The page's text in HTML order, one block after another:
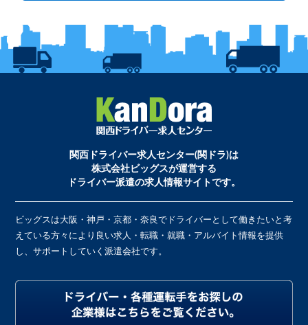
関西ドライバー求人センター(関ドラ)は
株式会社ビッグスが運営する
ドライバー派遣の求人情報サイトです。
ビッグスは大阪・神戸・京都・奈良でドライバーとして働きたいと考
えている方々により良い求人・転職・就職・アルバイト情報を提供
し、サポートしていく派遣会社です。